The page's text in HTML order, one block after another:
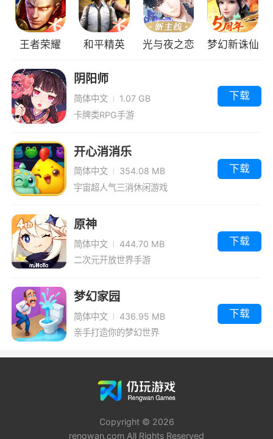
王者荣耀 和平精英 光与夜之恋 梦幻新诛仙
阴阳师
简体中文
1.07 GB
卡牌类RPG手游
下载
开心消消乐
简体中文
354.08 MB
宇宙超人气三消休闲游戏
下载
原神
简体中文
444.70 MB
二次元开放世界手游
下载
梦幻家园
简体中文
436.95 MB
亲手打造你的梦幻世界
下载
Copyright © 2026
rengwan.com All Rights Reserved